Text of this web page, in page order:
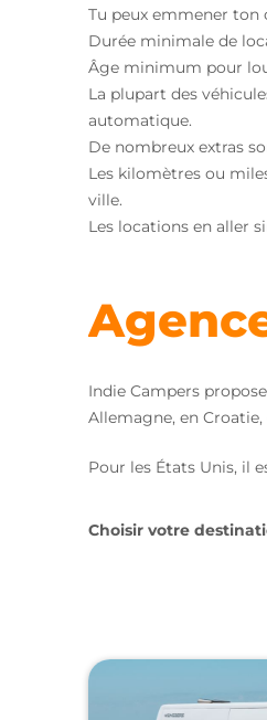
Tu peux emmener ton
Durée minimale de
Âge minimum pour
La plupart des
automatique.
De nombreux extras
Les kilomètres ou
ville.
Les locations en aller
Indie Campers
Allemagne, en
Pour les États Unis, il
Choisir votre